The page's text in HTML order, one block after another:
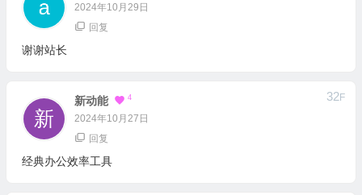
2024年10月29日
回复
谢谢站长
新动能 4
2024年10月27日
32F
回复
经典办公效率工具